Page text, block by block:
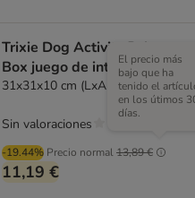
Trixie Dog Activity Poker
Box juego de inteligencia
31x31x10 cm (LxAnxAl)
-19.44% Precio normal13,89 €
El precio más
bajo que ha
tenido el
en los útimos
días.
11,19 €
Sin valoraciones